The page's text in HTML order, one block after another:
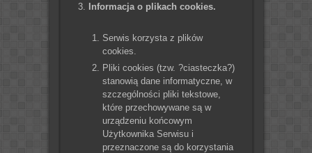
Informacja o plikach cookies.
Serwis korzysta z plików
cookies.
Pliki cookies (tzw. ?ciasteczka?)
stanowią dane informatyczne, w
szczególności pliki tekstowe,
które przechowywane są w
urządzeniu końcowym
Użytkownika Serwisu i
przeznaczone są do korzystania